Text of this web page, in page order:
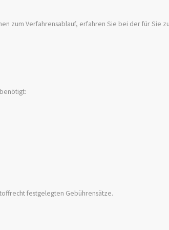
zum Verfahrensablauf, erfahren Sie bei derfür Sie
festgelegten Gebührensätze.